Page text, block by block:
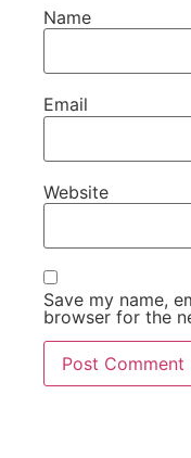
Name
Email
Website
Save my name,
browser for the